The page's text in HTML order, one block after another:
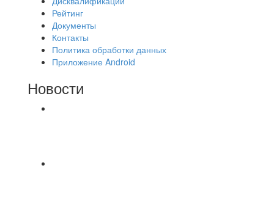
Рейтинг
Документы
Контакты
Политика обработки данных
Приложение Android
Новости